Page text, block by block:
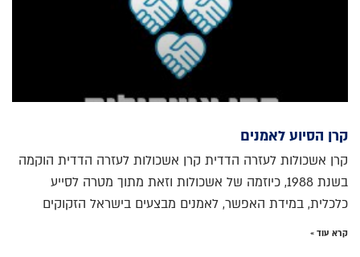
קרן הסיוע לאמנים
קרן אשכולות לעזרה הדדית קרן אשכולות לעזרה הדדית הוקמה
בשנת 1988, כיוזמה של אשכולות וזאת מתוך מטרה לסייע
כלכלית, במידת האפשר, לאמנים מבצעים בישראל הזקוקים
קרא עוד »